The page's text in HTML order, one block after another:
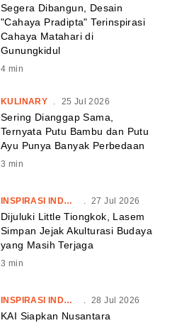
Segera Dibangun, Desain
"Cahaya Pradipta" Terinspirasi
Cahaya Matahari di
Gunungkidul
4 min
KULINARY 25 Jul 2026
Sering Dianggap Sama,
Ternyata Putu Bambu dan Putu
Ayu Punya Banyak Perbedaan
3 min
INSPIRASI INDONESIA . 27 Jul 2026
Dijuluki Little Tiongkok, Lasem
Simpan Jejak Akulturasi Budaya
yang Masih Terjaga
3 min
INSPIRASI INDONESIA . 28 Jul 2026
KAI Siapkan Nusantara